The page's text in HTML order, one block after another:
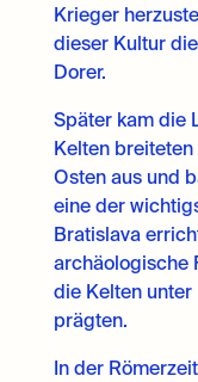
Krieger
dieser Kultur
Dorer.
Später kam die
Kelten
Osten aus und
eine der
Bratislava
archäologische
die Kelten unter
prägten.
In der